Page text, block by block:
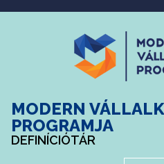
MODERN
PROGRAMJA
DEFINÍCIÓTÁR